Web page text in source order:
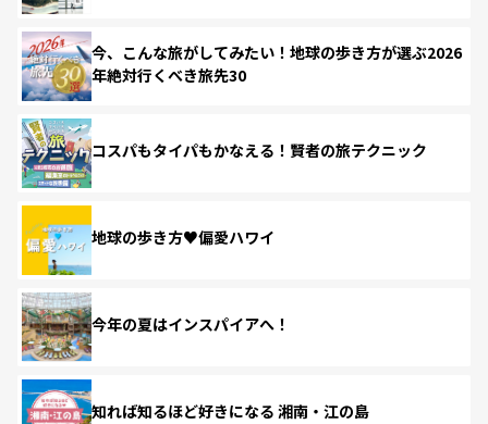
今、こんな旅がしてみたい！地球の歩き方が選ぶ2026
年絶対行くべき旅先30
コスパもタイパもかなえる！賢者の旅テクニック
地球の歩き方♥偏愛ハワイ
今年の夏はインスパイアへ！
知れば知るほど好きになる 湘南・江の島